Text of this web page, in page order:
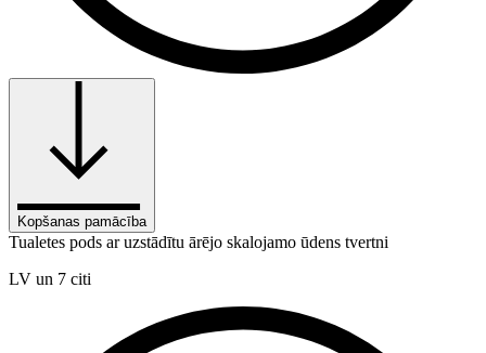
Kopšanas pamācība
Tualetes pods ar uzstādītu ārējo skalojamo ūdens tvertni
LV un 7 citi